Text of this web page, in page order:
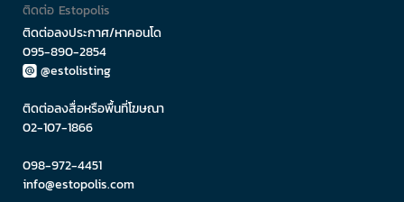
ติดต่อ Estopolis
ติดต่อลงประกาศ/หาคอนโด
095-890-2854
@estolisting
ติดต่อลงสื่อหรือพื้นที่โฆษณา
02-107-1866
098-972-4451
info@estopolis.com